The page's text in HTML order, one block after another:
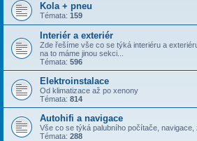
Kola + pneu
Témata: 159
Interiér a exteriér
Zde řešíme vše co se týká interiéru a
na to máme jinou sekci...
Témata: 596
Elektroinstalace
Od klimatizace až po xenony
Témata: 814
Autohifi a navigace
Vše co se týká palubního počítače, navigace,
Témata: 288